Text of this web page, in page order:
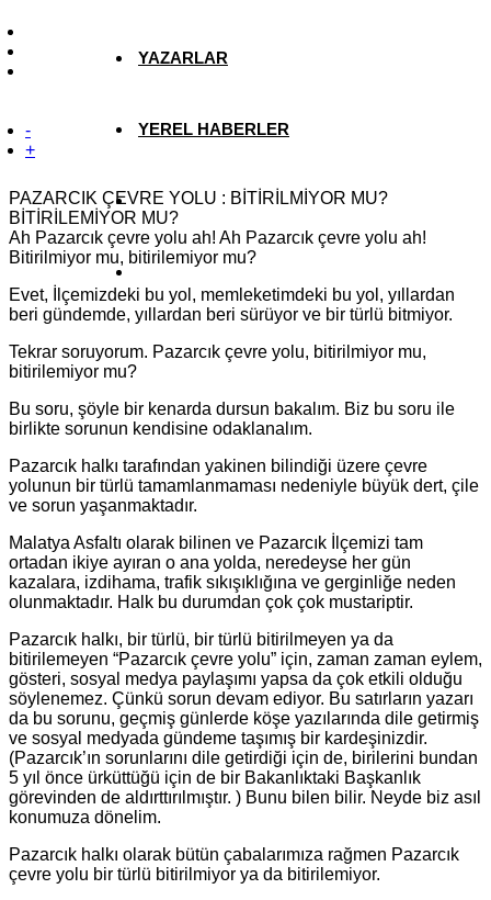
YAZARLAR
YEREL HABERLER
-
+
PAZARCIK ÇEVRE YOLU : BİTİRİLMİYOR MU?
BİTİRİLEMİYOR MU?
Ah Pazarcık çevre yolu ah! Ah Pazarcık çevre yolu ah!
Bitirilmiyor mu, bitirilemiyor mu?
Evet, İlçemizdeki bu yol, memleketimdeki bu yol, yıllardan
beri gündemde, yıllardan beri sürüyor ve bir türlü bitmiyor.
Tekrar soruyorum. Pazarcık çevre yolu, bitirilmiyor mu,
bitirilemiyor mu?
Bu soru, şöyle bir kenarda dursun bakalım. Biz bu soru ile
birlikte sorunun kendisine odaklanalım.
Pazarcık halkı tarafından yakinen bilindiği üzere çevre
yolunun bir türlü tamamlanmaması nedeniyle büyük dert, çile
ve sorun yaşanmaktadır.
Malatya Asfaltı olarak bilinen ve Pazarcık İlçemizi tam
ortadan ikiye ayıran o ana yolda, neredeyse her gün
kazalara, izdihama, trafik sıkışıklığına ve gerginliğe neden
olunmaktadır. Halk bu durumdan çok çok mustariptir.
Pazarcık halkı, bir türlü, bir türlü bitirilmeyen ya da
bitirilemeyen “Pazarcık çevre yolu” için, zaman zaman eylem,
gösteri, sosyal medya paylaşımı yapsa da çok etkili olduğu
söylenemez. Çünkü sorun devam ediyor. Bu satırların yazarı
da bu sorunu, geçmiş günlerde köşe yazılarında dile getirmiş
ve sosyal medyada gündeme taşımış bir kardeşinizdir.
(Pazarcık’ın sorunlarını dile getirdiği için de, birilerini bundan
5 yıl önce ürküttüğü için de bir Bakanlıktaki Başkanlık
görevinden de aldırttırılmıştır. ) Bunu bilen bilir. Neyde biz asıl
konumuza dönelim.
Pazarcık halkı olarak bütün çabalarımıza rağmen Pazarcık
çevre yolu bir türlü bitirilmiyor ya da bitirilemiyor.